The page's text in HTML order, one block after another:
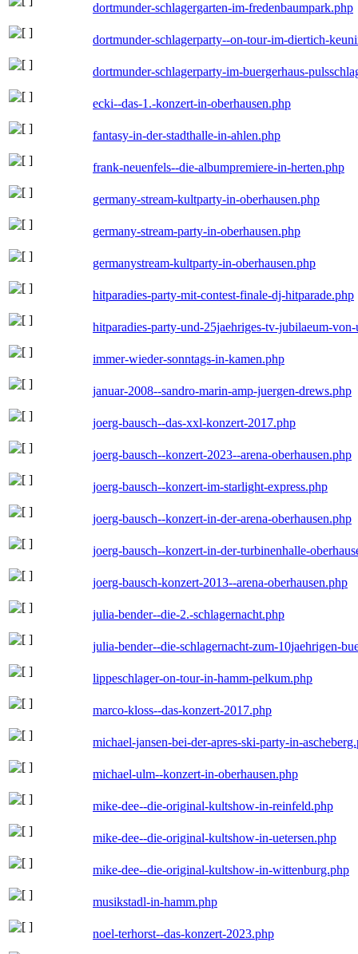
dortmunder-schlagergarten-im-fredenbaumpark.php
dortmunder-schlagerparty--on-tour-im-diertich-
dortmunder-schlagerparty-im-buergerhaus-
ecki--das-1.-konzert-in-oberhausen.php
fantasy-in-der-stadthalle-in-ahlen.php
frank-neuenfels--die-albumpremiere-in-herten.php
germany-stream-kultparty-in-oberhausen.php
germany-stream-party-in-oberhausen.php
germanystream-kultparty-in-oberhausen.php
hitparadies-party-mit-contest-finale-dj-hitparade.php
hitparadies-party-und-25jaehriges-tv-jubilaeum-
immer-wieder-sonntags-in-kamen.php
januar-2008--sandro-marin-amp-juergen-drews.php
joerg-bausch--das-xxl-konzert-2017.php
joerg-bausch--konzert-2023--arena-oberhausen.php
joerg-bausch--konzert-im-starlight-express.php
joerg-bausch--konzert-in-der-arena-oberhausen.php
joerg-bausch--konzert-in-der-turbinenhalle-
joerg-bausch-konzert-2013--arena-oberhausen.php
julia-bender--die-2.-schlagernacht.php
julia-bender--die-schlagernacht-zum-10jaehrigen-
lippeschlager-on-tour-in-hamm-pelkum.php
marco-kloss--das-konzert-2017.php
michael-jansen-bei-der-apres-ski-party-in-
michael-ulm--konzert-in-oberhausen.php
mike-dee--die-original-kultshow-in-reinfeld.php
mike-dee--die-original-kultshow-in-uetersen.php
mike-dee--die-original-kultshow-in-wittenburg.php
musikstadl-in-hamm.php
noel-terhorst--das-konzert-2023.php